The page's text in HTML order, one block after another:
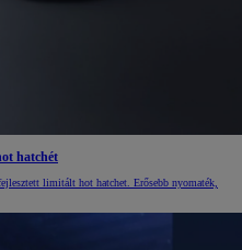
hatchét
limitált hot hatchet. Erősebb nyomaték,